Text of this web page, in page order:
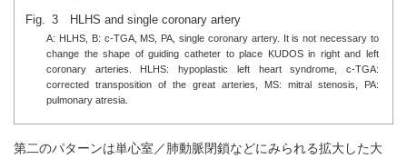
Fig. 3 HLHS and single coronary artery
A: HLHS, B: c-TGA, MS, PA, single coronary artery. It is not necessary to
change the shape of guiding catheter to place KUDOS in right and left
coronary arteries. HLHS: hypoplastic left heart syndrome, c-TGA:
corrected transposition of the great arteries, MS: mitral stenosis, PA:
pulmonary atresia.
第二のパターンは単心室／肺動脈閉鎖などにみられる拡大した大